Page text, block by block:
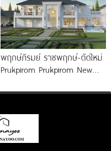
พฤกษ์ภิรมย์ ราชพฤกษ์-ตัดใหม่
Prukpirom Prukpirom New
หรู Neo